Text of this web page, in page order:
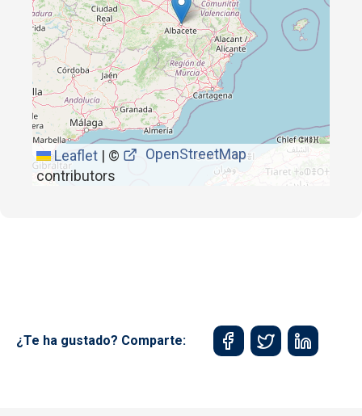
Leaflet | ©
OpenStreetMap
contributors
¿Te ha gustado? Comparte: